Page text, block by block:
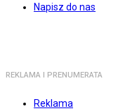
Napisz do nas
REKLAMA I PRENUMERATA
Reklama